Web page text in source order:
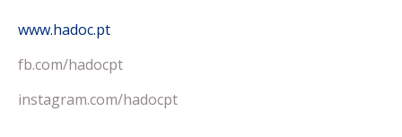
www.hadoc.pt
fb.com/hadocpt
instagram.com/hadocpt